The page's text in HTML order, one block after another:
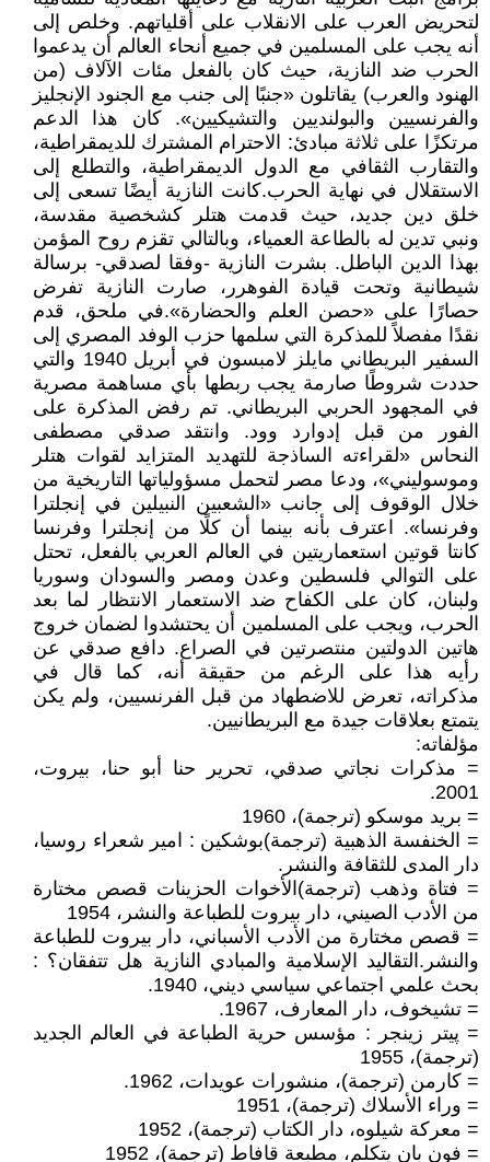
لتحريض العرب على الانقلاب على أقلياتهم. وخلص إلى
أنه يجب على المسلمين في جميع أنحاء العالم أن يدعموا
الحرب ضد النازية، حيث كان بالفعل مئات الآلاف (من
الهنود والعرب) يقاتلون «جنبًا إلى جنب مع الجنود الإنجليز
والفرنسيين والبولنديين والتشيكيين». كان هذا الدعم
مرتكزًا على ثلاثة مبادئ: الاحترام المشترك للديمقراطية،
والتقارب الثقافي مع الدول الديمقراطية، والتطلع إلى
الاستقلال في نهاية الحرب.كانت النازية أيضًا تسعى إلى
خلق دين جديد، حيث قدمت هتلر كشخصية مقدسة،
ونبي تدين له بالطاعة العمياء، وبالتالي تقزم روح المؤمن
بهذا الدين الباطل. بشرت النازية -وفقا لصدقي- برسالة
شيطانية وتحت قيادة الفوهرر، صارت النازية تفرض
حصارًا على «حصن العلم والحضارة».في ملحق، قدم
نقدًا مفصلاً للمذكرة التي سلمها حزب الوفد المصري إلى
السفير البريطاني مايلز لامبسون في أبريل 1940 والتي
حددت شروطًا صارمة يجب ربطها بأي مساهمة مصرية
في المجهود الحربي البريطاني. تم رفض المذكرة على
الفور من قبل إدوارد وود. وانتقد صدقي مصطفى
النحاس «لقراءته الساذجة للتهديد المتزايد لقوات هتلر
وموسوليني»، ودعا مصر لتحمل مسؤولياتها التاريخية من
خلال الوقوف إلى جانب «الشعبين النبيلين في إنجلترا
وفرنسا». اعترف بأنه بينما أن كلًا من إنجلترا وفرنسا
كانتا قوتين استعماريتين في العالم العربي بالفعل، تحتل
على التوالي فلسطين وعدن ومصر والسودان وسوريا
ولبنان، كان على الكفاح ضد الاستعمار الانتظار لما بعد
الحرب، ويجب على المسلمين أن يحتشدوا لضمان خروج
هاتين الدولتين منتصرتين في الصراع. دافع صدقي عن
رأيه هذا على الرغم من حقيقة أنه، كما قال في
مذكراته، تعرض للاضطهاد من قبل الفرنسيين، ولم يكن
يتمتع بعلاقات جيدة مع البريطانيين.
مؤلفاته:
= مذكرات نجاتي صدقي، تحرير حنا أبو حنا، بيروت،
2001.
= بريد موسكو (ترجمة)، 1960
= الخنفسة الذهبية (ترجمة)بوشكين : امير شعراء روسيا،
دار المدى للثقافة والنشر.
= فتاة وذهب (ترجمة)الأخوات الحزينات قصص مختارة
من الأدب الصيني، دار بيروت للطباعة والنشر، 1954
= قصص مختارة من الأدب الأسباني، دار بيروت للطباعة
والنشر.التقاليد الإسلامية والمبادي النازية هل تتفقان؟ :
بحث علمي اجتماعي سياسي ديني، 1940.
= تشيخوف، دار المعارف، 1967.
= پيتر زينجر : مؤسس حرية الطباعة في العالم الجديد
(ترجمة)، 1955
= كارمن (ترجمة)، منشورات عويدات، 1962.
= وراء الأسلاك (ترجمة)، 1951
= معركة شيلوه، دار الكتاب (ترجمة)، 1952
= فون بان يتكلم، مطبعة قافاط (ترجمة)، 1952